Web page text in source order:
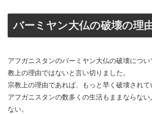
バーミヤン大仏の破壊の理
アフガニスタンのバーミヤン大仏の破壊につ
教上の理由ではないと言い切りました。
宗教上の理由であれば、もっと早く破壊されて
アフガニスタンの数多くの生活もままならな
ない。